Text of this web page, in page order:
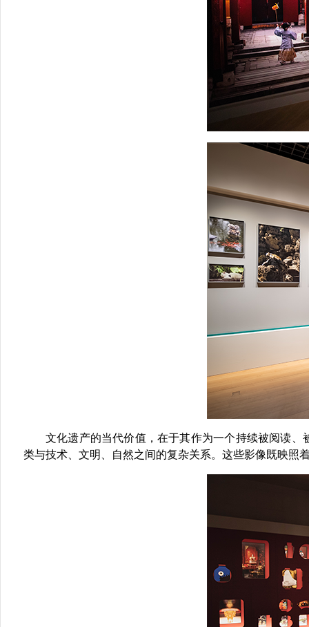
文化遗产的当代价值，在于其作为一个持续被阅读、
类与技术、文明、自然之间的复杂关系。这些影像既映照